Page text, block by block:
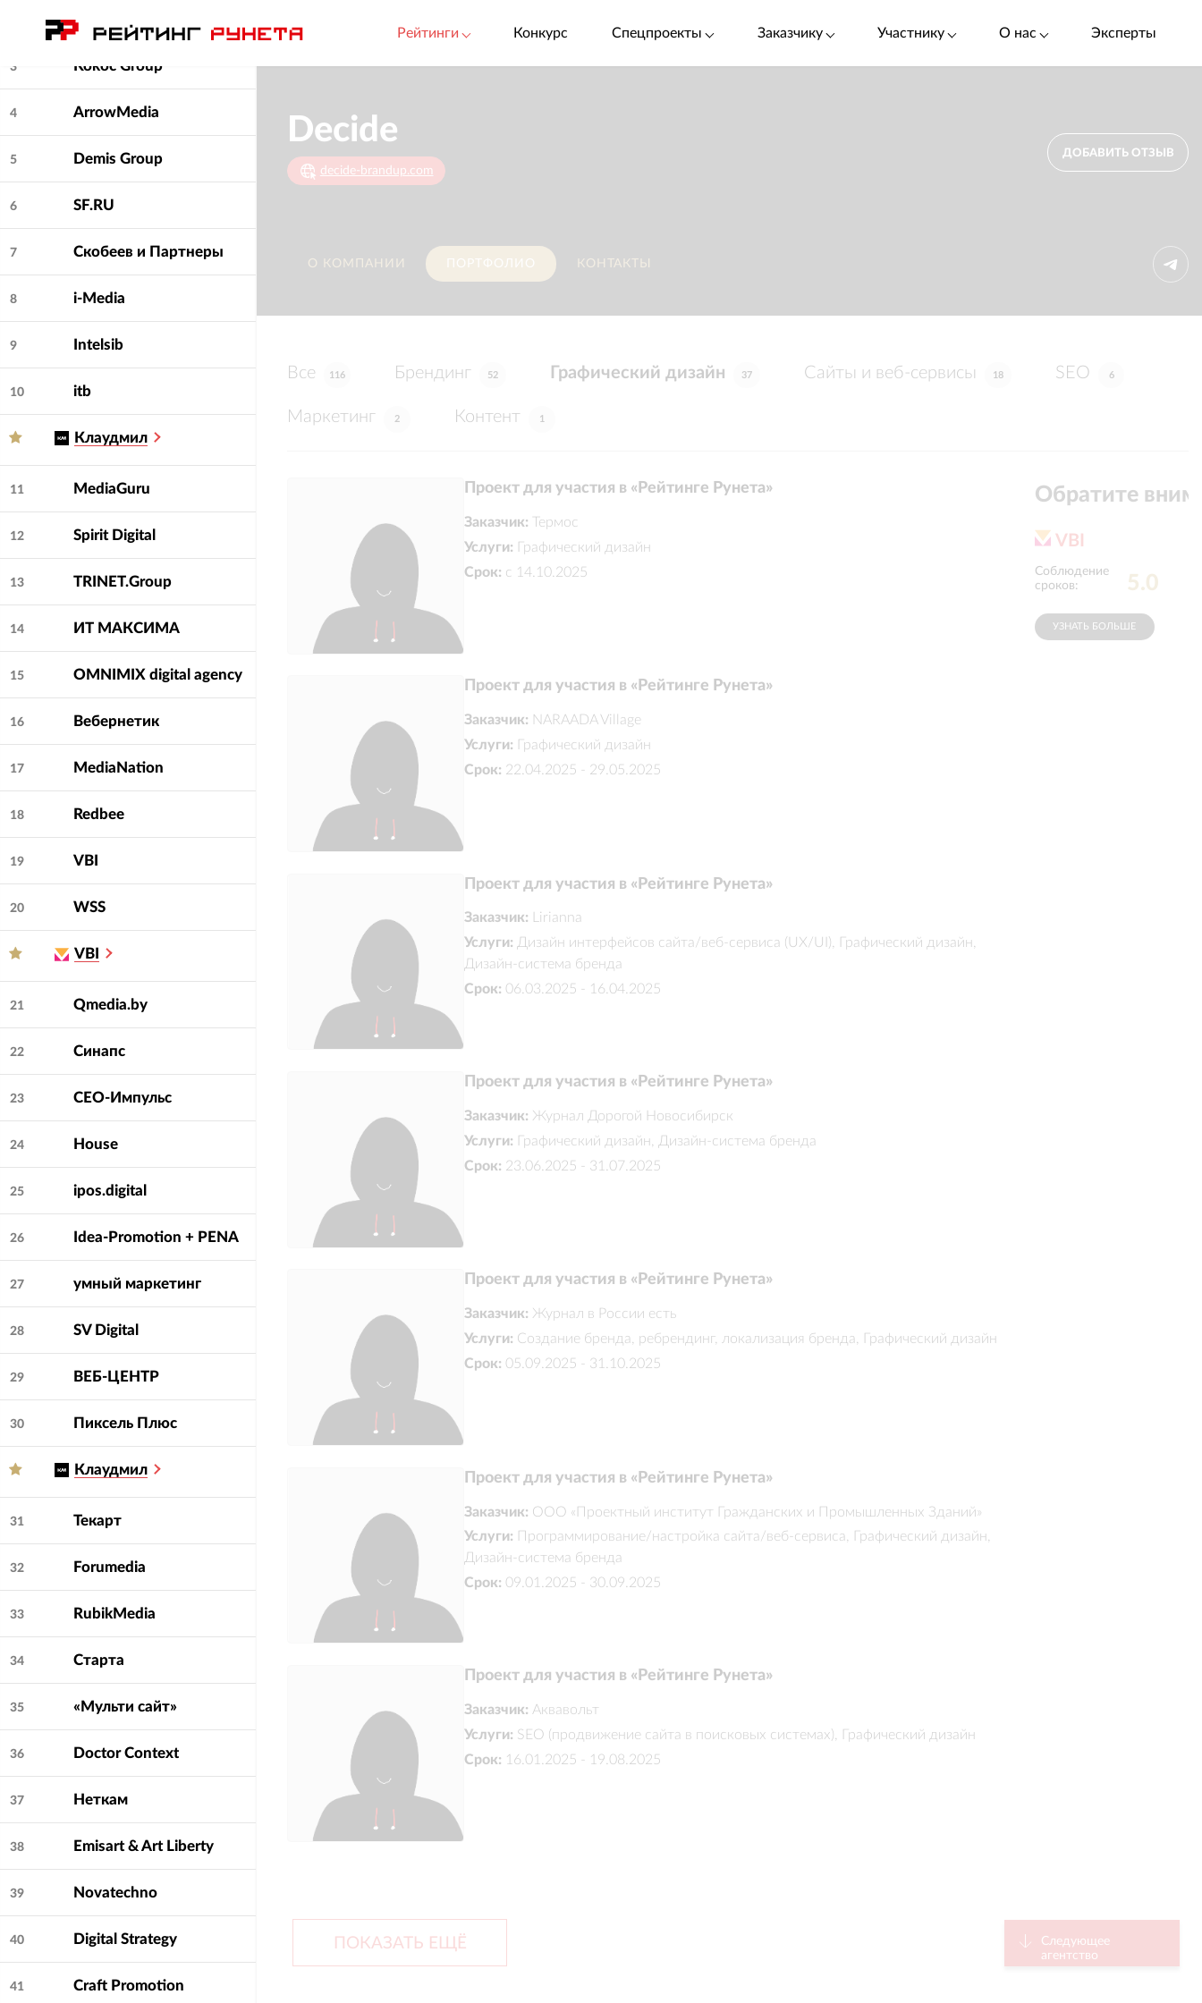
Рейтинги Конкурс Спецпроекты Заказчику Участнику О нас Эксперты
ПроКонтекст
3 Kokoc Group
4 ArrowMedia
5 Demis Group
6 SF.RU
7 Скобеев и Партнеры
8 i-Media
9 Intelsib
10 itb
Клаудмил
11 MediaGuru
12 Spirit Digital
13 TRINET.Group
14 ИТ МАКСИМА
15 OMNIMIX digital agency
16 Вебернетик
17 MediaNation
18 Redbee
19 VBI
20 WSS
VBI
21 Qmedia.by
22 Синапс
23 СЕО-Импульс
24 House
25 ipos.digital
26 Idea-Promotion + PENA
27 умный маркетинг
28 SV Digital
29 ВЕБ-ЦЕНТР
30 Пиксель Плюс
Клаудмил
31 Текарт
32 Forumedia
33 RubikMedia
34 Старта
35 «Мульти сайт»
36 Doctor Context
37 Неткам
38 Emisart & Art Liberty
39 Novatechno
40 Digital Strategy
41 Craft Promotion
Decide
decide-brandup.com
ДОБАВИТЬ ОТЗЫВ
О КОМПАНИИ ПОРТФОЛИО КОНТАКТЫ
Все 116 Брендинг 52 Графический дизайн 37 Сайты и веб-сервисы 18 SEO 6
Маркетинг 2 Контент 1
Проект для участия в «Рейтинге Рунета»
Заказчик:
Термос
Услуги:
Графический дизайн
Срок: с 14.10.2025
Проект для участия в «Рейтинге Рунета»
Заказчик: NARAADA Village
Услуги:
Графический дизайн
Срок: 22.04.2025 - 29.05.2025
Проект для участия в «Рейтинге Рунета»
Заказчик: Lirianna
Услуги: Дизайн интерфейсов сайта/веб-сервиса (UX/UI), Графический дизайн,
Дизайн-система бренда
Срок: 06.03.2025 - 16.04.2025
Проект для участия в «Рейтинге Рунета»
Заказчик: Журнал Дорогой Новосибирск
Услуги:
Графический дизайн, Дизайн-система бренда
Срок: 23.06.2025 - 31.07.2025
Проект для участия в «Рейтинге Рунета»
Заказчик: Журнал в России есть
Услуги: Создание бренда, ребрендинг, локализация бренда, Графический дизайн
Срок: 05.09.2025 - 31.10.2025
Проект для участия в «Рейтинге Рунета»
Заказчик: ООО «Проектный институт Гражданских и Промышленных Зданий»
Услуги:
Программирование/настройка сайта/веб-сервиса, Графический дизайн,
Дизайн-система бренда
Срок: 09.01.2025 - 30.09.2025
Проект для участия в «Рейтинге Рунета»
Заказчик: Аквавольт
Услуги: SEO (продвижение сайта в поисковых системах), Графический дизайн
Срок: 16.01.2025 - 19.08.2025
Обратите
VBI
Удовлетворенность
Профессионализм
сотрудников
УЗНАТЬ БОЛЬШЕ
ПОКАЗАТЬ ЕЩЁ
Следующее
агентство